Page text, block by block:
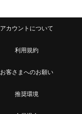
アカウントについて
利用規約
お客さまへのお願い
推奨環境